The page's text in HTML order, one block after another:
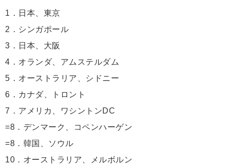
1．日本、東京
2．シンガポール
3．日本、大阪
4．オランダ、アムステルダム
5．オーストラリア、シドニー
6．カナダ、トロント
7．アメリカ、ワシントンDC
=8．デンマーク、コペンハーゲン
=8．韓国、ソウル
10．オーストラリア、メルボルン